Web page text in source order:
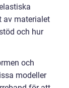
av materialet
och hur
och
modeller